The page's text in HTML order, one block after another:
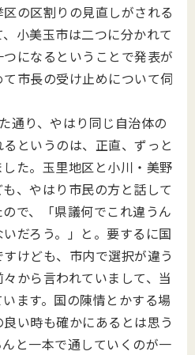
の区割りの見直しがされる
小美玉市は二つに分かれて
になるということで発表が
市長の受け止めについて伺
通り、やはり同じ自治体の
というのは、正直、ずっと
た。玉里地区と小川・美野
、やはり市民の方と話して
で、「県議何でこれ違うん
だろう。」と。要するに国
けども、市内で選択が違う
から言われていまして、当
ます。国の陳情とかする場
い時も確かにあるとは思う
と一本で通していくのが一